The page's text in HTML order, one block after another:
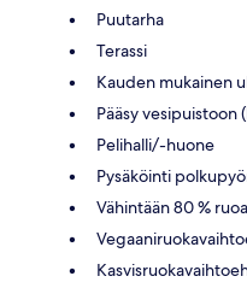
Puutarha
Terassi
Kauden mukainen
Pääsy vesipuistoon
Pelihalli/-huone
Pysäköinti
Vähintään 80 %